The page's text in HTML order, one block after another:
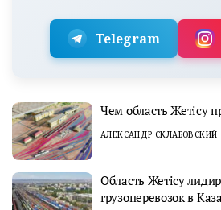
Telegram
Чем область Жетісу
АЛЕКСАНДР СКЛАБОВСКИЙ
Область Жетісу
грузоперевозок в